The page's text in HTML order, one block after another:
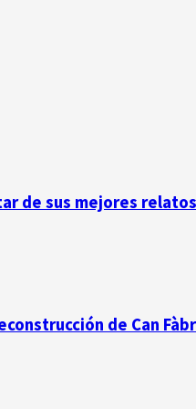
de sus mejores relatos
de Can